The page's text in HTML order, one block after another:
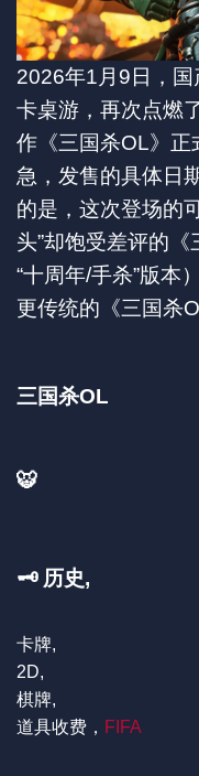
2026年1月9日，
卡桌游，再次点燃
作《三国杀OL》正
急，发售的具体日
的是，这次登场的
头”却饱受差评的
“十周年/手杀”版本
更传统的《三国杀
三国杀OL
🐯
🗝️ 历史,
卡牌,
2D,
棋牌,
道具收费， FIFA